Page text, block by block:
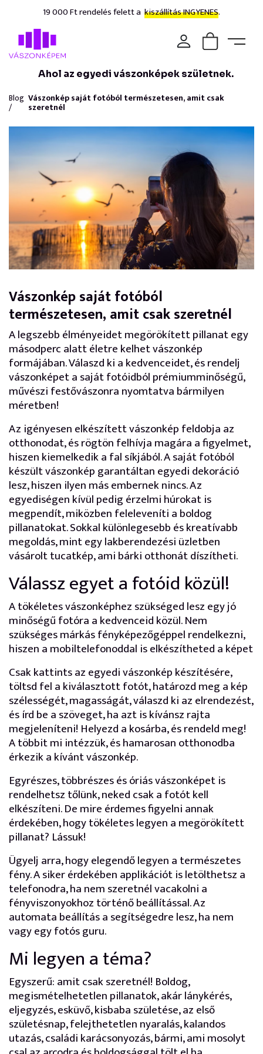
19 000 Ft rendelés felett a kiszállítás INGYENES.
Ahol az egyedi vászonképek születnek.
Blog
/
Vászonkép saját fotóból természetesen, amit csak
szeretnél
Vászonkép saját fotóból
természetesen, amit csak szeretnél
A legszebb élményeidet megörökített pillanat egy
másodperc alatt életre kelhet vászonkép
formájában. Válaszd ki a kedvenceidet, és rendelj
vászonképet a saját fotóidból prémiumminőségű,
művészi festővászonra nyomtatva bármilyen
méretben!
Az igényesen elkészített vászonkép feldobja az
otthonodat, és rögtön felhívja magára a figyelmet,
hiszen kiemelkedik a fal síkjából. A saját fotóból
készült vászonkép garantáltan egyedi dekoráció
lesz, hiszen ilyen más embernek nincs. Az
egyediségen kívül pedig érzelmi húrokat is
megpendít, miközben feleleveníti a boldog
pillanatokat. Sokkal különlegesebb és kreatívabb
megoldás, mint egy lakberendezési üzletben
vásárolt tucatkép, ami bárki otthonát díszítheti.
Válassz egyet a fotóid közül!
A tökéletes vászonképhez szükséged lesz egy jó
minőségű fotóra a kedvenceid közül. Nem
szükséges márkás fényképezőgéppel rendelkezni,
hiszen a mobiltelefonoddal is elkészítheted a képet
Csak kattints az egyedi vászonkép készítésére,
töltsd fel a kiválasztott fotót, határozd meg a kép
szélességét, magasságát, válaszd ki az elrendezést,
és írd be a szöveget, ha azt is kívánsz rajta
megjeleníteni! Helyezd a kosárba, és rendeld meg!
A többit mi intézzük, és hamarosan otthonodba
érkezik a kívánt vászonkép.
Egyrészes, többrészes és óriás vászonképet is
rendelhetsz tőlünk, neked csak a fotót kell
elkészíteni. De mire érdemes figyelni annak
érdekében, hogy tökéletes legyen a megörökített
pillanat? Lássuk!
Ügyelj arra, hogy elegendő legyen a természetes
fény. A siker érdekében applikációt is letölthetsz a
telefonodra, ha nem szeretnél vacakolni a
fényviszonyokhoz történő beállítással. Az
automata beállítás a segítségedre lesz, ha nem
vagy egy fotós guru.
Mi legyen a téma?
Egyszerű: amit csak szeretnél! Boldog,
megismételhetetlen pillanatok, akár lánykérés,
eljegyzés, esküvő, kisbaba születése, az első
születésnap, felejthetetlen nyaralás, kalandos
utazás, családi karácsonyozás, bármi, ami mosolyt